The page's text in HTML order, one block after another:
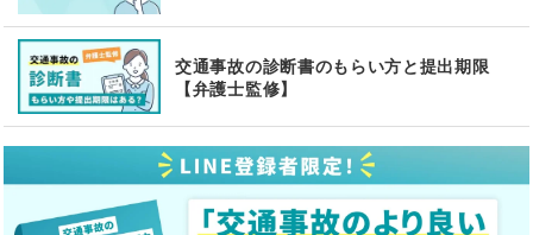
交通事故の診断書のもらい方と提出期限
【弁護士監修】